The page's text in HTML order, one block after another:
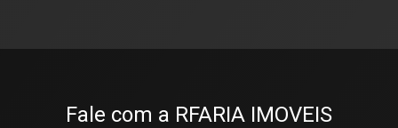
Fale com a RFARIA IMOVEIS